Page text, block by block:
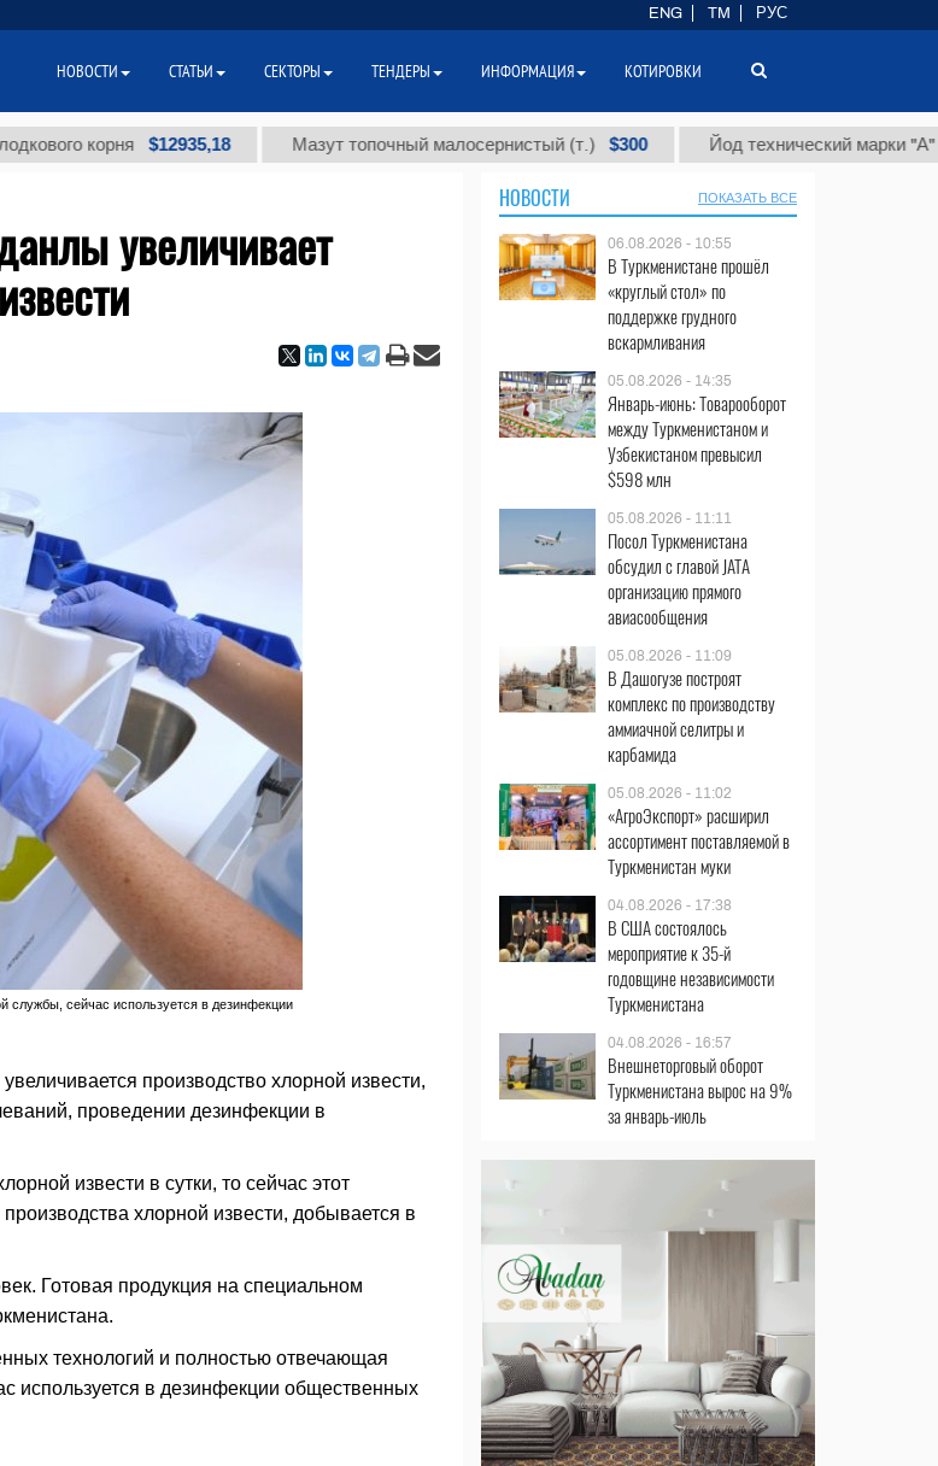
корня $12935,18 Мазут топочный малосернистый (т.) $300 Йод технический марки "А" (т.)
увеличивает
службы, сейчас используется в дезинфекции
производство хлорной извести,
проведении дезинфекции в
извести в сутки, то сейчас этот
хлорной извести, добывается в
Готовая продукция на специальном
технологий и полностью отвечающая
используется в дезинфекции общественных
НОВОСТИ ПОКАЗАТЬ ВСЕ
06.08.2026 - 10:55
В Туркменистане прошёл
«круглый стол» по
поддержке грудного
вскармливания
05.08.2026 - 14:35
Январь-июнь: Товарооборот
между Туркменистаном и
Узбекистаном превысил
$598 млн
05.08.2026 - 11:11
Посол Туркменистана
обсудил с главой JATA
организацию прямого
авиасообщения
05.08.2026 - 11:09
В Дашогузе построят
комплекс по производству
аммиачной селитры и
карбамида
05.08.2026 - 11:02
«АгроЭкспорт» расширил
ассортимент поставляемой в
Туркменистан муки
04.08.2026 - 17:38
В США состоялось
мероприятие к 35-й
годовщине независимости
Туркменистана
04.08.2026 - 16:57
Внешнеторговый оборот
Туркменистана вырос на 9%
за январь-июль
ENG TM РУС
НОВОСТИ СТАТЬИ СЕКТОРЫ ТЕНДЕРЫ ИНФОРМАЦИЯ КОТИРОВКИ